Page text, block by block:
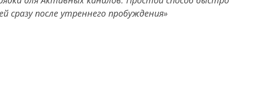
сразу после утреннего пробуждения»